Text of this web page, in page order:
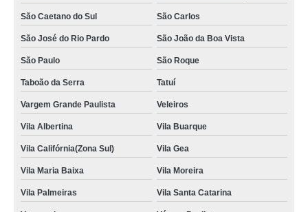
São Caetano do Sul São Carlos
São José do Rio Pardo São João da Boa Vista
São Paulo São Roque
Taboão da Serra Tatuí
Vargem Grande Paulista Veleiros
Vila Albertina Vila Buarque
Vila Califórnia(Zona Sul) Vila Gea
Vila Maria Baixa Vila Moreira
Vila Palmeiras Vila Santa Catarina